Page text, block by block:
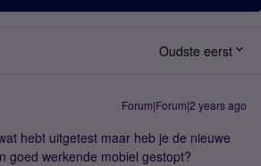
Oudste eerst
Forum|Forum|2 years ago
hebt uitgetest maar heb je de nieuwe
goed werkende mobiel gestopt?